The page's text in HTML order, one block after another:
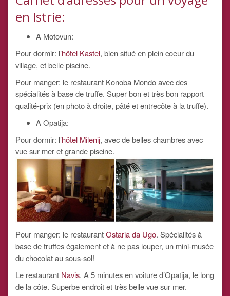
en Istrie:
A Motovun:
Pour dormir: l’hôtel Kastel, bien situé en plein coeur du
village, et belle piscine.
Pour manger: le restaurant Konoba Mondo avec des
spécialités à base de truffe. Super bon et très bon rapport
qualité-prix (en photo à droite, pâté et entrecôte à la truffe).
A Opatija:
Pour dormir: l’hôtel Milenij, avec de belles chambres avec
vue sur mer et grande piscine.
Pour manger: le restaurantOstaria da Ugo. Spécialités à
base de truffes également et à ne pas louper, un mini-musée
du chocolat au sous-sol!
Le restaurant Navis. A 5 minutes en voiture d’Opatija, le long
de la côte. Superbe endroit et très belle vue sur mer.